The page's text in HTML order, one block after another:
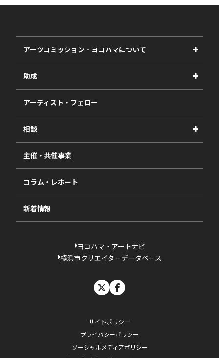
アーツコミッション・ヨコハマについて
事業紹介
事業報告書
助成
2027年度
2026年度
2025年度
2024年度
2023年度
過去の採択一覧
アーティスト・フェロー
相談
視察・ヒアリング・研究
相談依頼フォーム
主催・共催事業
コラム・レポート
新着情報
ヨコハマ・アートナビ
横浜市クリエイターデータベース
サイトポリシー
プライバシーポリシー
ソーシャルメディアポリシー